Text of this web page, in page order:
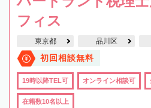
フィス
東京都 品川区
初回相談無料
19時以降TEL可 オンライン相談可
在籍数10名以上